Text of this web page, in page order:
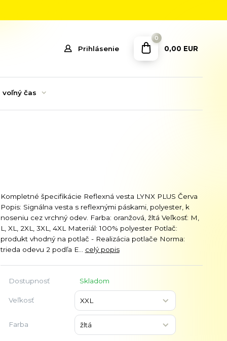
Prihlásenie
0
0,00 EUR
voľný čas
Kompletné špecifikácie Reflexná vesta LYNX PLUS Červa
Popis: Signálna vesta s reflexnými páskami, polyester, k
noseniu cez vrchný odev. Farba: oranžová, žltá Veľkosť: M,
L, XL, 2XL, 3XL, 4XL Materiál: 100% polyester Potlač:
produkt vhodný na potlač - Realizácia potlače Norma:
trieda odevu 2 podľa E... celý popis
Dostupnosť Skladom
Veľkosť
Farba